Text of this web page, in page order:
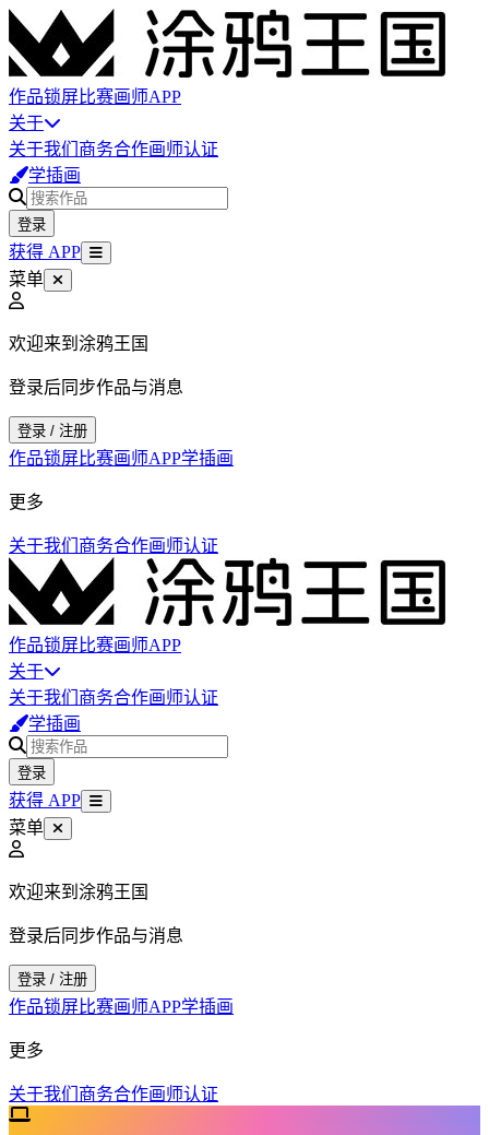
作品锁屏比赛画师APP
关于
关于我们 商务合作画师认证
学插画
登录
获得 APP
菜单
欢迎来到涂鸦王国
登录后同步作品与消息
登录 / 注册
作品锁屏比赛画师APP学插画
更多
关于我们 商务合作画师认证
作品锁屏比赛画师APP
关于
关于我们 商务合作画师认证
学插画
登录
获得 APP
菜单
欢迎来到涂鸦王国
登录后同步作品与消息
登录 / 注册
作品锁屏比赛画师APP学插画
更多
关于我们 商务合作画师认证